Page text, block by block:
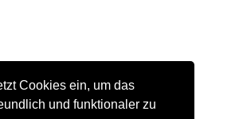
Cookies ein, um das
und funktionaler zu